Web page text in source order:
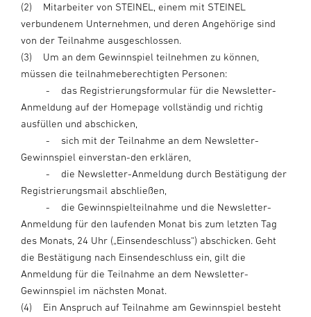
(2) Mitarbeiter von STEINEL, einem mit STEINEL
verbundenem Unternehmen, und deren Angehörige sind
von der Teilnahme ausgeschlossen.
(3) Um an dem Gewinnspiel teilnehmen zu können,
müssen die teilnahmeberechtigten Personen:
- das Registrierungsformular für die Newsletter-
Anmeldung auf der Homepage vollständig und richtig
ausfüllen und abschicken,
- sich mit der Teilnahme an dem Newsletter-
Gewinnspiel einverstan-den erklären,
- die Newsletter-Anmeldung durch Bestätigung der
Registrierungsmail abschließen,
- die Gewinnspielteilnahme und die Newsletter-
Anmeldung für den laufenden Monat bis zum letzten Tag
des Monats, 24 Uhr („Einsendeschluss“) abschicken. Geht
die Bestätigung nach Einsendeschluss ein, gilt die
Anmeldung für die Teilnahme an dem Newsletter-
Gewinnspiel im nächsten Monat.
(4) Ein Anspruch auf Teilnahme am Gewinnspiel besteht